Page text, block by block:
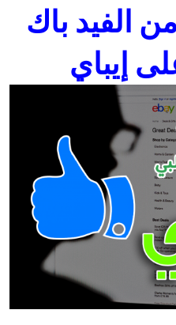
الفيد باك
إيباي